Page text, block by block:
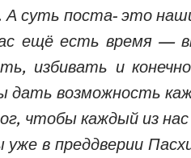
суть поста- это
ещё есть время —
избивать и
дать возможность
чтобы каждый из
в преддверии